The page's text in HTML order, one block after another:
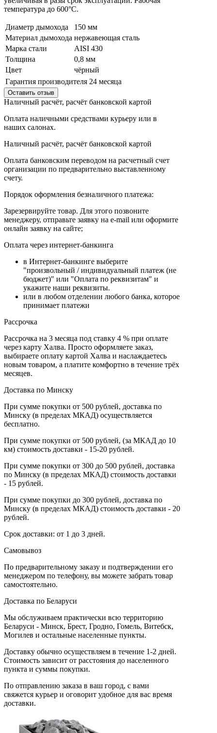
температура до 600°С.
Диаметр дымохода
150 мм
Материал дымохода нержавеющая сталь
Марка стали
AISI 430
Толщина
0,8 мм
Цвет
чёрный
Гарантия производителя 24 месяца
Оставить отзыв
Наличный расчёт, расчёт банковской картой
Оплата наличными средствами курьеру или в
наших салонах.
Наличный расчёт, расчёт банковской картой
Оплата банковским переводом на расчетный счет
организации по предварительно выставленному
счету.
Порядок оформления безналичного платежа:
Зарезервируйте товар. Для этого позвоните
менеджеру, отправьте заявку на e-mail или оформите
онлайн заявку на сайте;
Оплата через интернет-банкинга
в Интернет-банкинге выберите
"произвольный / индивидуальный платеж (не
бюджет)" или "Оплата по реквизитам" и
укажите наши реквизиты.
или в любом отделении любого банка, которое
принимает платежи
Рассрочка
Рассрочка на 3 месяца под ставку 4 % при оплате
через карту Халва. Просто оформляете заказ,
выбираете оплату картой Халва и наслаждаетесь
новым товаром, а платите комфортно в течение трёх
месяцев.
Доставка по Минску
При сумме покупки от 500 рублей, доставка по
Минску (в пределах МКАД) осуществляется
бесплатно.
При сумме покупки от 500 рублей, (за МКАД до 10
км) стоимость доставки - 15-20 рублей.
При сумме покупки от 300 до 500 рублей, доставка
по Минску (в пределах МКАД) стоимость доставки
- 15 рублей.
При сумме покупки до 300 рублей, доставка по
Минску (в пределах МКАД) стоимость доставки - 20
рублей.
Срок доставки: от 1 до 3 дней.
Самовывоз
По предварительному заказу и подтверждении его
менеджером по телефону, вы можете забрать товар
самостоятельно.
Доставка по Беларуси
Мы обслуживаем практически всю территорию
Беларуси - Минск, Брест, Гродно, Гомель, Витебск,
Могилев и остальные населенные пункты.
Доставку обычно осуществляем в течение 1-2 дней.
Стоимость зависит от расстояния до населенного
пункта и суммы покупки.
По отправлению заказа в ваш город, с вами
свяжется курьер и оговорит удобное для вас время
доставки.